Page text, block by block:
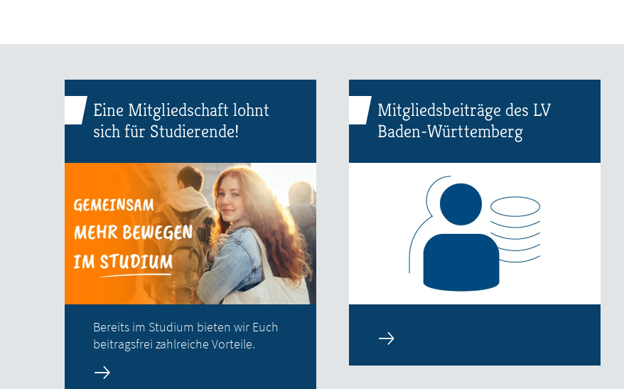
Eine Mitgliedschaft lohnt
sich für Studierende!
Bereits im Studium bieten wir Euch
beitragsfrei zahlreiche Vorteile.
Mitgliedsbeiträge des LV
Baden-Württemberg